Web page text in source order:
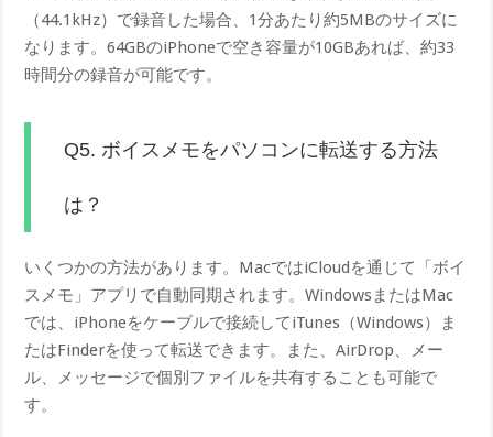
（44.1kHz）で録音した場合、1分あたり約5MBのサイズに
なります。64GBのiPhoneで空き容量が10GBあれば、約33
時間分の録音が可能です。
Q5. ボイスメモをパソコンに転送する方法
は？
いくつかの方法があります。MacではiCloudを通じて「ボイ
スメモ」アプリで自動同期されます。WindowsまたはMac
では、iPhoneをケーブルで接続してiTunes（Windows）ま
たはFinderを使って転送できます。また、AirDrop、メー
ル、メッセージで個別ファイルを共有することも可能で
す。